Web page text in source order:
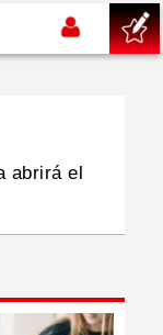
abrirá el